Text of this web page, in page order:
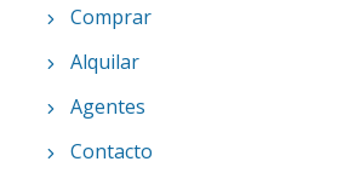
Comprar
Alquilar
Agentes
Contacto